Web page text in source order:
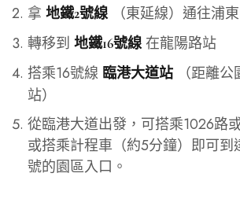
拿 地鐵2號線（東延線）通往浦
轉移到 地鐵16號線在龍陽路站
搭乘16號線 臨港大道站（距離公
站）
從臨港大道出發，可搭乘1026路
或搭乘計程車（約5分鐘）即可到
號的園區入口。